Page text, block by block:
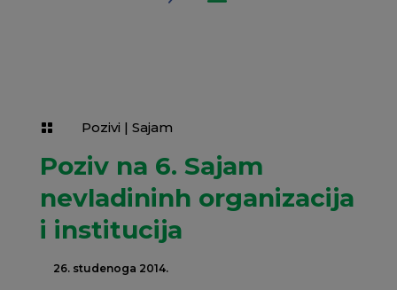
 Pozivi | Sajam
Poziv na 6. Sajam
nevladininh organizacija
i institucija
26. studenoga 2014.